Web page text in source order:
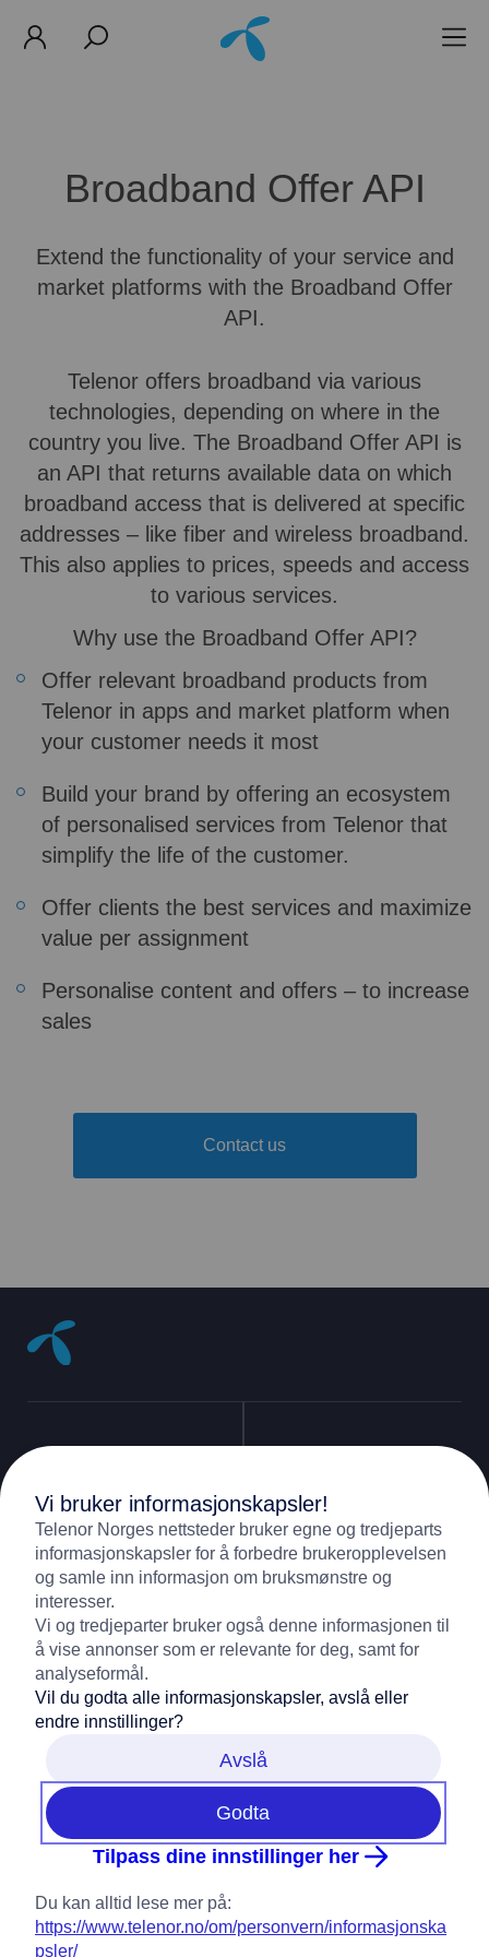
Broadband Offer API
Extend the functionality of your service and
market platforms with the Broadband Offer
API.
Telenor offers broadband via various
technologies, depending on where in the
country you live. The Broadband Offer API is
an API that returns available data on which
broadband access that is delivered at specific
addresses – like fiber and wireless broadband.
This also applies to prices, speeds and access
to various services.
Why use the Broadband Offer API?
Offer relevant broadband products from
Telenor in apps and market platform when
your customer needs it most
Build your brand by offering an ecosystem
of personalised services from Telenor that
simplify the life of the customer.
Offer clients the best services and maximize
value per assignment
Personalise content and offers – to increase
sales
Contact us
Support
09000(Mobile)
05000(Fixed)
Contact
Contact us
Customer service
About Telenor
Samfunnsansvar
Pressesenter
Personvern og informasjonskapsler
Vi bruker informasjonskapsler!
Telenor Norges nettsteder bruker egne og tredjeparts
informasjonskapsler for å forbedre brukeropplevelsen
og samle inn informasjon om bruksmønstre og
interesser.
Vi og tredjeparter bruker også denne informasjonen til
å vise annonser som er relevante for deg, samt for
analyseformål.
Vil du godta alle informasjonskapsler, avslå eller
endre innstillinger?
Avslå
Godta
Tilpass dine innstillinger her
Du kan alltid lese mer på:
https://www.telenor.no/om/personvern/informasjonska
psler/